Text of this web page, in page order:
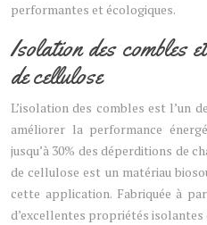
performantes et écologiques.
Isolation des combles
de cellulose
L’isolation des combles est l’un
améliorer la performance
jusqu’à 30% des déperditions de
de cellulose est un matériau
cette application. Fabriquée à
d’excellentes propriétés isolantes